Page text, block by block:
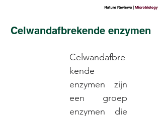
Celwandafbrekende enzymen
Celwandafbre
kende
enzymen zijn
een groep
enzymen die